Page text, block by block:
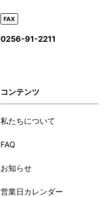
FAX
0256-91-2211
コンテンツ
私たちについて
FAQ
お知らせ
営業日カレンダー